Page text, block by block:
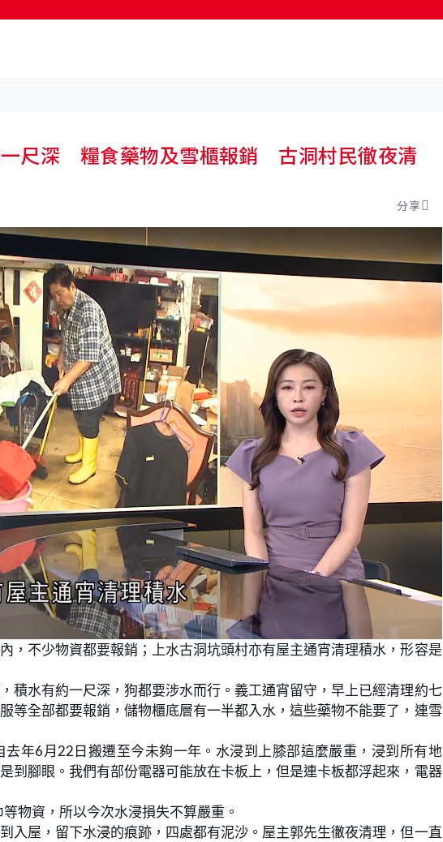
一尺深 糧食藥物及雪櫃報銷 古洞村民徹夜清
分享
，不少物資都要報銷；上水古洞坑頭村亦有屋主通宵清理積水，形容是
積水有約一尺深，狗都要涉水而行。義工通宵留守，早上已經清理約七
等全部都要報銷，儲物櫃底層有一半都入水，這些藥物不能要了，連雪
年6月22日搬遷至今未夠一年。水浸到上膝部這麼嚴重，浸到所有地
到腳眼。我們有部份電器可能放在卡板上，但是連卡板都浮起來，電器
物資，所以今次水浸損失不算嚴重。
入屋，留下水浸的痕跡，四處都有泥沙。屋主郭先生徹夜清理，但一直